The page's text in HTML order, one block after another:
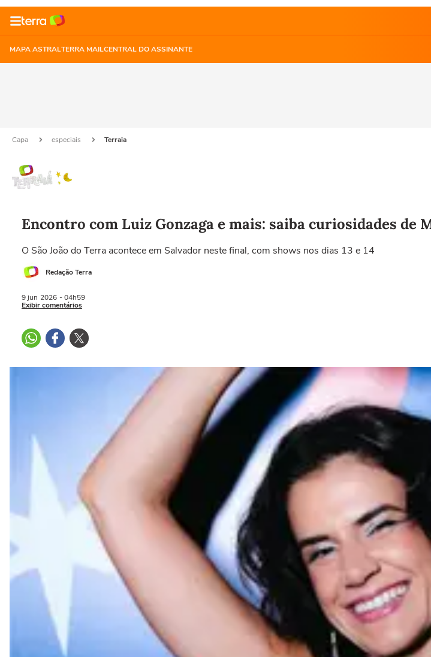
MAPA ASTRALTERRA MAILCENTRAL DO ASSINANTE
Capa especiais Terraia
Encontro com Luiz Gonzaga e mais: saiba curiosidades de
O São João do Terra acontece em Salvador neste final, com shows nos dias 13 e 14
Redação Terra
9 jun 2026 - 04h59
Exibir comentários